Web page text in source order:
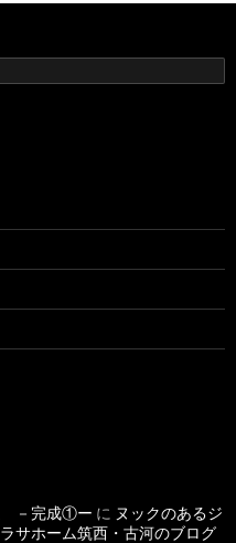
－完成①ー に ヌックのあるジ
サホーム筑西・古河のブログ